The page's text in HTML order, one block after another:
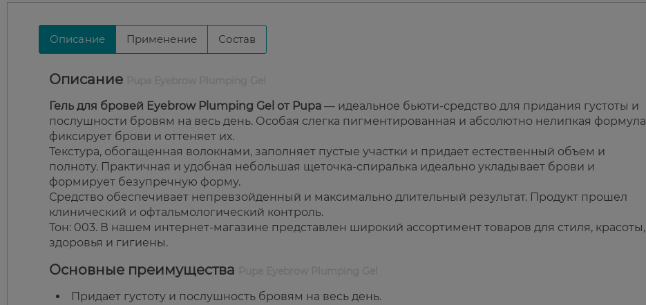
Описание Применение Состав
Описание
Гель для бровей Eyebrow Plumping Gel от Pupa — идеальное бьюти-средство для придания густоты и
послушности бровям на весь день. Особая слегка пигментированная и абсолютно нелипкая формула
фиксирует брови и оттеняет их.
Текстура, обогащенная волокнами, заполняет пустые участки и придает естественный объем и
полноту. Практичная и удобная небольшая щеточка-спиралька идеально укладывает брови и
формирует безупречную форму.
Средство обеспечивает непревзойденный и максимально длительный результат. Продукт прошел
клинический и офтальмологический контроль.
Тон: 003. В нашем интернет-магазине представлен широкий ассортимент товаров для стиля, красоты,
здоровья и гигиены.
Основные преимущества
Придает густоту и послушность бровям на весь день.